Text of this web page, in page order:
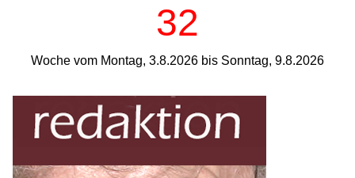
32
Woche vom Montag, 3.8.2026 bis Sonntag, 9.8.2026